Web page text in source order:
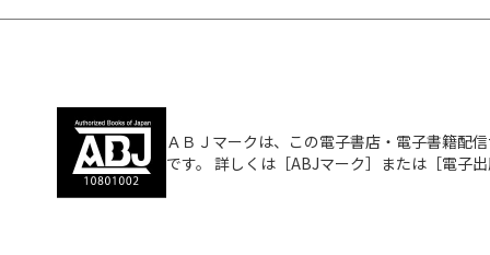
ＡＢＪマークは、この電子書店・電子書籍配
です。 詳しくは［ABJマーク］または［電子